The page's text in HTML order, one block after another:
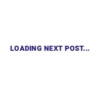
LOADING NEXT POST...